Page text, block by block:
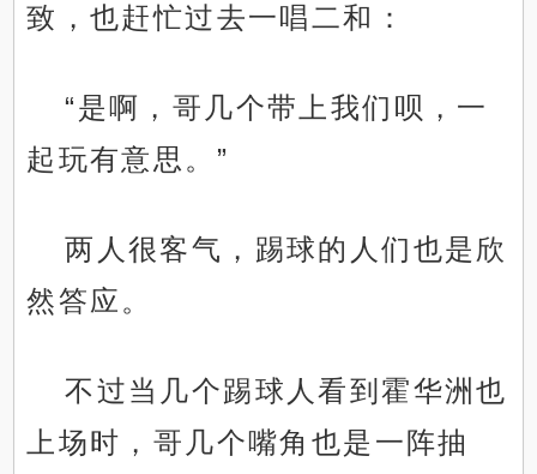
致，也赶忙过去一唱二和：
“是啊，哥几个带上我们呗，一
起玩有意思。”
两人很客气，踢球的人们也是欣
然答应。
不过当几个踢球人看到霍华洲也
上场时，哥几个嘴角也是一阵抽